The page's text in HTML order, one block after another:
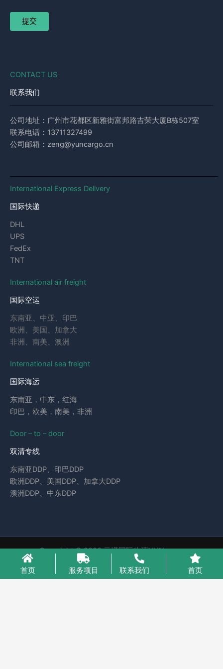
CONTACT US
联系我们
公司地址：广州市花都区新雅街富邦路吉荣大厦B栋507室
联系电话：13711327499
公司邮箱：zeng@yuncargo.cn
International Express Delivery
国际快递
DHL
UPS
FedEx
TNT
International air freight
国际空运
东南亚、中亚、印巴
欧洲、美国、加拿大
非洲、南美、澳洲
International sea freight
国际海运
东南亚，中东，红海
印巴，欧美，南美，非洲
Door – to – door
双清专线
东南亚DDP、印巴DDP
欧洲DDP、美国DDP、加拿大DDP
澳洲DDP、中东DDP
Copyright © 2026 云泽国际物流YUNcargo
粤ICP备2023046221号-1
首页 服务项目 联系我们 首页